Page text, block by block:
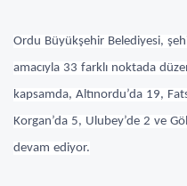
Ordu Büyükşehir Belediyesi,
amacıyla 33 farklı noktada
kapsamda, Altınordu’da 19,
Korgan’da 5, Ulubey’de 2 ve
devam ediyor.